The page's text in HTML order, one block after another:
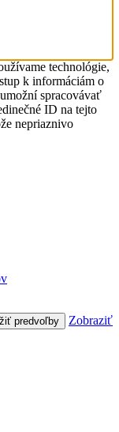
technológie,
k informáciám o
spracovávať
ID na tejto
nepriaznivo
predvoľby
Zobraziť